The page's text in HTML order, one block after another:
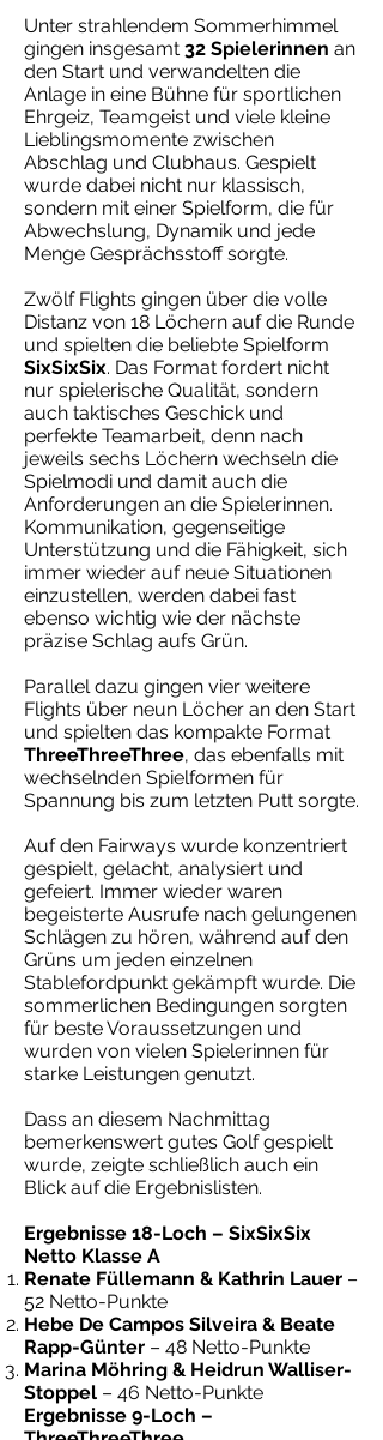
Unter strahlendem Sommerhimmel
gingen insgesamt 32 Spielerinnen an
den Start und verwandelten die
Anlage in eine Bühne für sportlichen
Ehrgeiz, Teamgeist und viele kleine
Lieblingsmomente zwischen
Abschlag und Clubhaus. Gespielt
wurde dabei nicht nur klassisch,
sondern mit einer Spielform, die für
Abwechslung, Dynamik und jede
Menge Gesprächsstoff sorgte.
Zwölf Flights gingen über die volle
Distanz von 18 Löchern auf die Runde
und spielten die beliebte Spielform
SixSixSix. Das Format fordert nicht
nur spielerische Qualität, sondern
auch taktisches Geschick und
perfekte Teamarbeit, denn nach
jeweils sechs Löchern wechseln die
Spielmodi und damit auch die
Anforderungen an die Spielerinnen.
Kommunikation, gegenseitige
Unterstützung und die Fähigkeit, sich
immer wieder auf neue Situationen
einzustellen, werden dabei fast
ebenso wichtig wie der nächste
präzise Schlag aufs Grün.
Parallel dazu gingen vier weitere
Flights über neun Löcher an den Start
und spielten das kompakte Format
ThreeThreeThree, das ebenfalls mit
wechselnden Spielformen für
Spannung bis zum letzten Putt sorgte.
Auf den Fairways wurde konzentriert
gespielt, gelacht, analysiert und
gefeiert. Immer wieder waren
begeisterte Ausrufe nach gelungenen
Schlägen zu hören, während auf den
Grüns um jeden einzelnen
Stablefordpunkt gekämpft wurde. Die
sommerlichen Bedingungen sorgten
für beste Voraussetzungen und
wurden von vielen Spielerinnen für
starke Leistungen genutzt.
Dass an diesem Nachmittag
bemerkenswert gutes Golf gespielt
wurde, zeigte schließlich auch ein
Blick auf die Ergebnislisten.
Ergebnisse 18-Loch – SixSixSix
Netto Klasse A
Renate Füllemann & Kathrin Lauer –
52 Netto-Punkte
Hebe De Campos Silveira & Beate
Rapp-Günter – 48 Netto-Punkte
Marina Möhring & Heidrun Walliser-
Stoppel – 46 Netto-Punkte
Ergebnisse 9-Loch –